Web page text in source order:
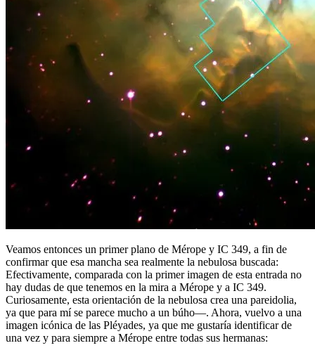
Veamos entonces un primer plano de Mérope y IC 349, a fin de
confirmar que esa mancha sea realmente la nebulosa buscada:
Efectivamente, comparada con la primer imagen de esta entrada no
hay dudas de que tenemos en la mira a Mérope y a IC 349.
Curiosamente, esta orientación de la nebulosa crea una pareidolia,
ya que para mí se parece mucho a un búho—. Ahora, vuelvo a una
imagen icónica de las Pléyades, ya que me gustaría identificar de
una vez y para siempre a Mérope entre todas sus hermanas: